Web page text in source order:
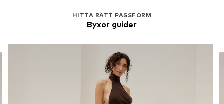
HITTA RÄTT PASSFORM
Byxor guider